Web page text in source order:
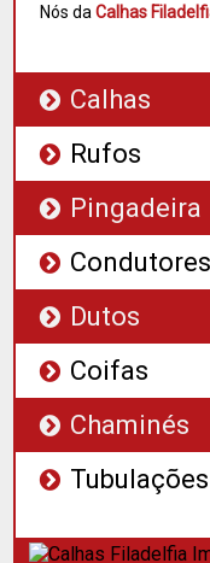
Nós da Calhas
Calhas
Rufos
Pingadeira
Condutores
Dutos
Coifas
Chaminés
Tubulações